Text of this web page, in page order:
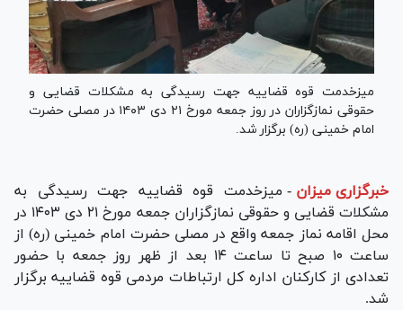
میزخدمت قوه قضاییه جهت رسیدگی به مشکلات قضایی و
حقوقی نمازگزاران در روز جمعه مورخ ۲۱ دی ۱۴۰۳ در مصلی حضرت
امام خمینی (ره) برگزار شد.
خبرگزاری میزان - میزخدمت قوه قضاییه جهت رسیدگی به
مشکلات قضایی و حقوقی نمازگزاران جمعه مورخ ۲۱ دی ۱۴۰۳ در
محل اقامه نماز جمعه واقع در مصلی حضرت امام خمینی (ره) از
ساعت ۱۰ صبح تا ساعت ۱۴ بعد از ظهر روز جمعه با حضور
تعدادی از کارکنان اداره کل ارتباطات مردمی قوه قضاییه برگزار
شد.